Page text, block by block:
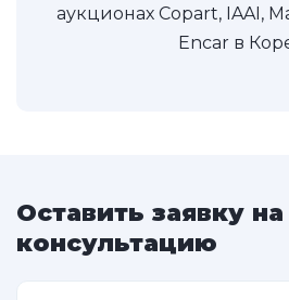
аукционах Copart, IAAI,
Encar в
Оставить заявку
консультацию